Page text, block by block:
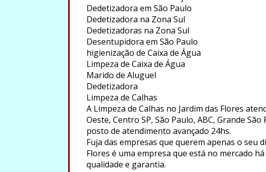
Dedetizadora em São Paulo
Dedetizadora na Zona Sul
Dedetizadoras na Zona Sul
Desentupidora em São Paulo
higienização de Caixa de Água
Limpeza de Caixa de Água
Marido de Aluguel
Dedetizadora
Limpeza de Calhas
A Limpeza de Calhas no Jardim das Flores
Oeste, Centro SP, São Paulo, ABC, Grande
posto de atendimento avançado 24hs.
Fuja das empresas que querem apenas o seu
Flores é uma empresa que está no mercado
qualidade e garantia.